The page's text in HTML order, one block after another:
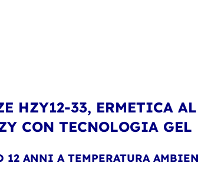
HZY12-33, ERMETICA
CON TECNOLOGIA GEL
ANNI A TEMPERATURA